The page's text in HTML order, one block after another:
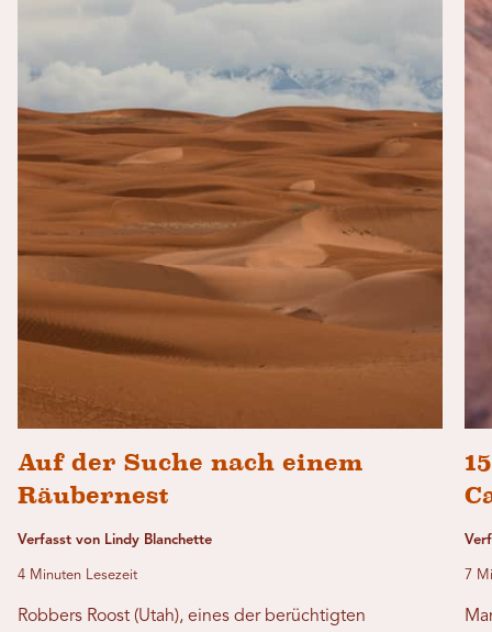
Auf der Suche nach einem
Räubernest
Verfasst von Lindy Blanchette
4 Minuten Lesezeit
Robbers Roost (Utah), eines der berüchtigten
7